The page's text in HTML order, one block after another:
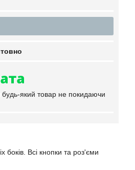
будь-який товар не покидаючи
боків. Всі кнопки та роз'єми